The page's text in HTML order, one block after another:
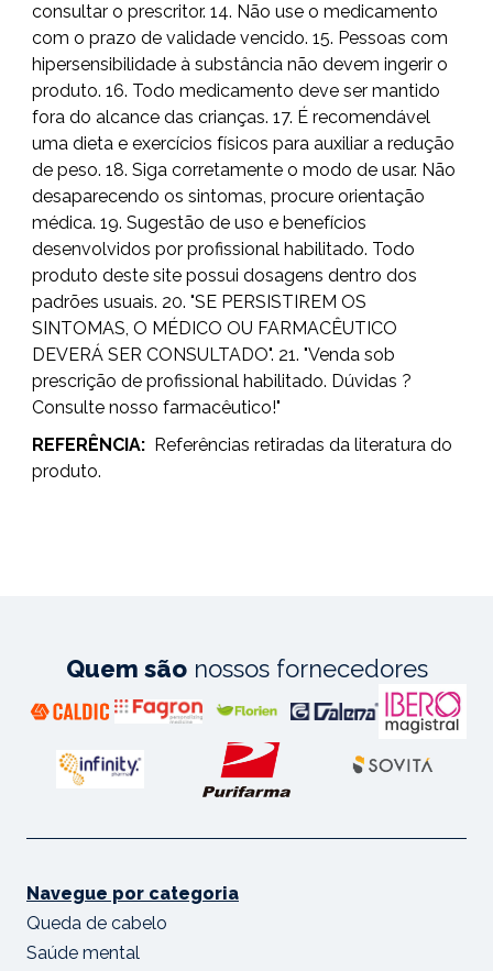
consultar o prescritor. 14. Não use o medicamento
com o prazo de validade vencido. 15. Pessoas com
hipersensibilidade à substância não devem ingerir o
produto. 16. Todo medicamento deve ser mantido
fora do alcance das crianças. 17. É recomendável
uma dieta e exercícios físicos para auxiliar a redução
de peso. 18. Siga corretamente o modo de usar. Não
desaparecendo os sintomas, procure orientação
médica. 19. Sugestão de uso e benefícios
desenvolvidos por profissional habilitado. Todo
produto deste site possui dosagens dentro dos
padrões usuais. 20. "SE PERSISTIREM OS
SINTOMAS, O MÉDICO OU FARMACÊUTICO
DEVERÁ SER CONSULTADO". 21. "Venda sob
prescrição de profissional habilitado. Dúvidas ?
Consulte nosso farmacêutico!"
REFERÊNCIA: Referências retiradas da literatura do
produto.
Quem sãonossos fornecedores
Navegue por categoria
Queda de cabelo
Saúde mental